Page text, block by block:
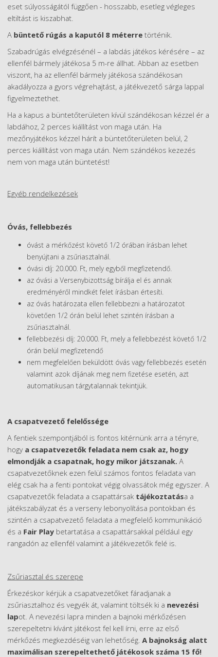
eset súlyosságától függően - hosszabb, esetleg végleges
eltiltást is kiszabhat.
A büntető rúgás a kaputól 8 méterre történik.
Szabadrúgás elvégzésénél – a labdás játékos kérésére – az
ellenfél bármely játékosa 5 m-re állhat. Abban az esetben
viszont, ha az ellenfél bármely játékosa szándékosan
akadályozza a gyors végrehajtást, a játékvezető sárga lappal
figyelmeztethet.
Ha a kapus a büntetőterületen kívül szándékosan kézzel ér a
labdához, 2 perces kiállítást von maga után. Ha
mezőnyjátékos kézzel hárít a büntetőterületen belül, 2
perces kiállítást von maga után. Nem szándékos kezezés
nem von maga után büntetést!
Egyéb rendelkezések
Óvás, fellebbezés
óvást a mérkőzést követő 1/2 órában írásban lehet
benyújtani a zsűriasztalnál.
óvási díj: 20.000. Ft, mely egyből megfizetendő.
az óvási a Versenybizottság bírálja el és annak
eredményéről mindkét felet írásban értesíti.
az óvás határozata ellen fellebbezni a határozatot
követően 1/2 órán belül lehet szintén írásban a
zsűriasztalnál.
fellebbezési díj: 20.000. Ft, mely a fellebbezést követő 1/2
órán belül megfizetendő
nem megfelelően beküldött óvás vagy fellebbezés esetén
valamint azok díjának meg nem fizetése esetén, azt
automatikusan tárgytalannak tekintjük.
A csapatvezető felelőssége
A fentiek szempontjából is fontos kitérnünk arra a tényre,
hogy a csapatvezetők feladata nem csak az, hogy
elmondják a csapatnak, hogy mikor játszanak. A
csapatvezetőknek ezen felül számos fontos feladata van
elég csak ha a fenti pontokat végig olvassátok még egyszer. A
csapatvezetők feladata a csapattársak tájékoztatása a
játékszabályzat és a verseny lebonyolítása pontokban és
szintén a csapatvezető feladata a megfelelő kommunikáció
és a Fair Play betartatása a csapattársakkal például egy
rangadón az ellenfél valamint a játékvezetők felé is.
Zsűriasztal és szerepe
Érkezéskor kérjük a csapatvezetőket fáradjanak a
zsűriasztalhoz és vegyék át, valamint töltsék ki a nevezési
lapot. A nevezési lapra minden a bajnoki mérkőzésen
szerepeltetni kívánt játékost fel kell írni, erre az első
mérkőzés megkezdéséig van lehetőség. A bajnokság alatt
maximálisan szerepeltethető játékosok száma 15 fő!